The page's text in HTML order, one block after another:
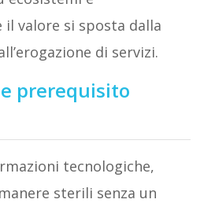
il valore si sposta dalla
di servizi.
prerequisito
tecnologiche,
sterili senza un